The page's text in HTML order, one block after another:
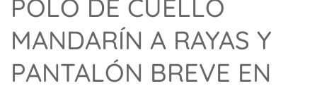
POLO DE CUELLO
MANDARÍN A RAYAS Y
PANTALÓN BREVE EN